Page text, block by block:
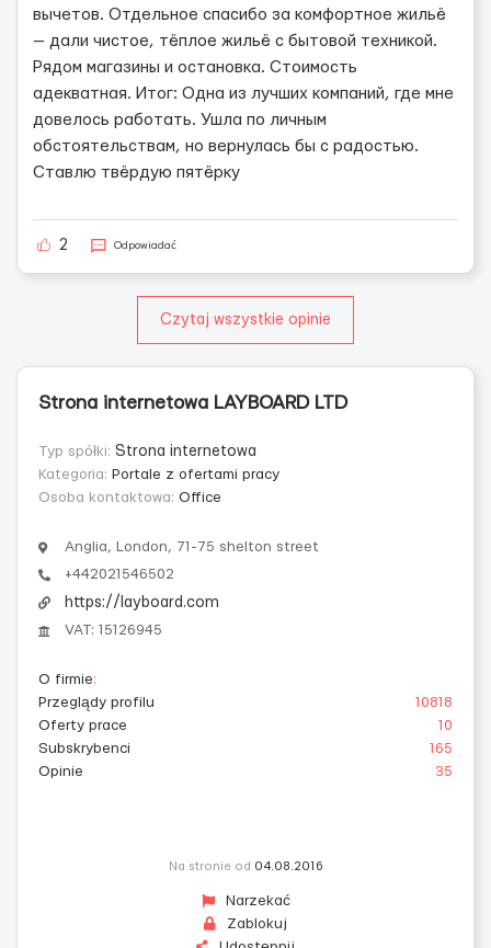
вычетов. Отдельное спасибо за комфортное жильё
— дали чистое, тёплое жильё с бытовой техникой.
Рядом магазины и остановка. Стоимость
адекватная. Итог: Одна из лучших компаний, где мне
довелось работать. Ушла по личным
обстоятельствам, но вернулась бы с радостью.
Ставлю твёрдую пятёрку
2 Odpowiadać
Czytaj wszystkie opinie
Strona internetowa LAYBOARD LTD
Typ spółki: Strona internetowa
Kategoria: Portale z ofertami pracy
Osoba kontaktowa: Office
Anglia, London, 71-75 shelton street
+442021546502
https://layboard.com
VAT: 15126945
O firmie:
Przeglądy profilu
10818
Oferty prace
10
Subskrybenci
165
Opinie
35
Na stronie od 04.08.2016
Narzekać
Zablokuj